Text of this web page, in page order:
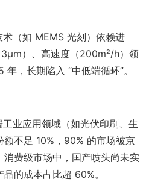
（如 MEMS 光刻）依赖进
）、高速度（200m²/h）领
，长期陷入 “中低端循环”。
业应用领域（如光伏印刷、生
不足 10%，90% 的市场被京
费级市场中，国产喷头尚未实
的成本占比超 60%。